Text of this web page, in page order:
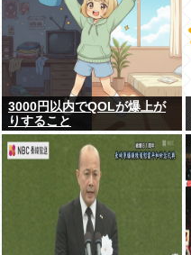
3000円以内でQOLが爆上が
りすること